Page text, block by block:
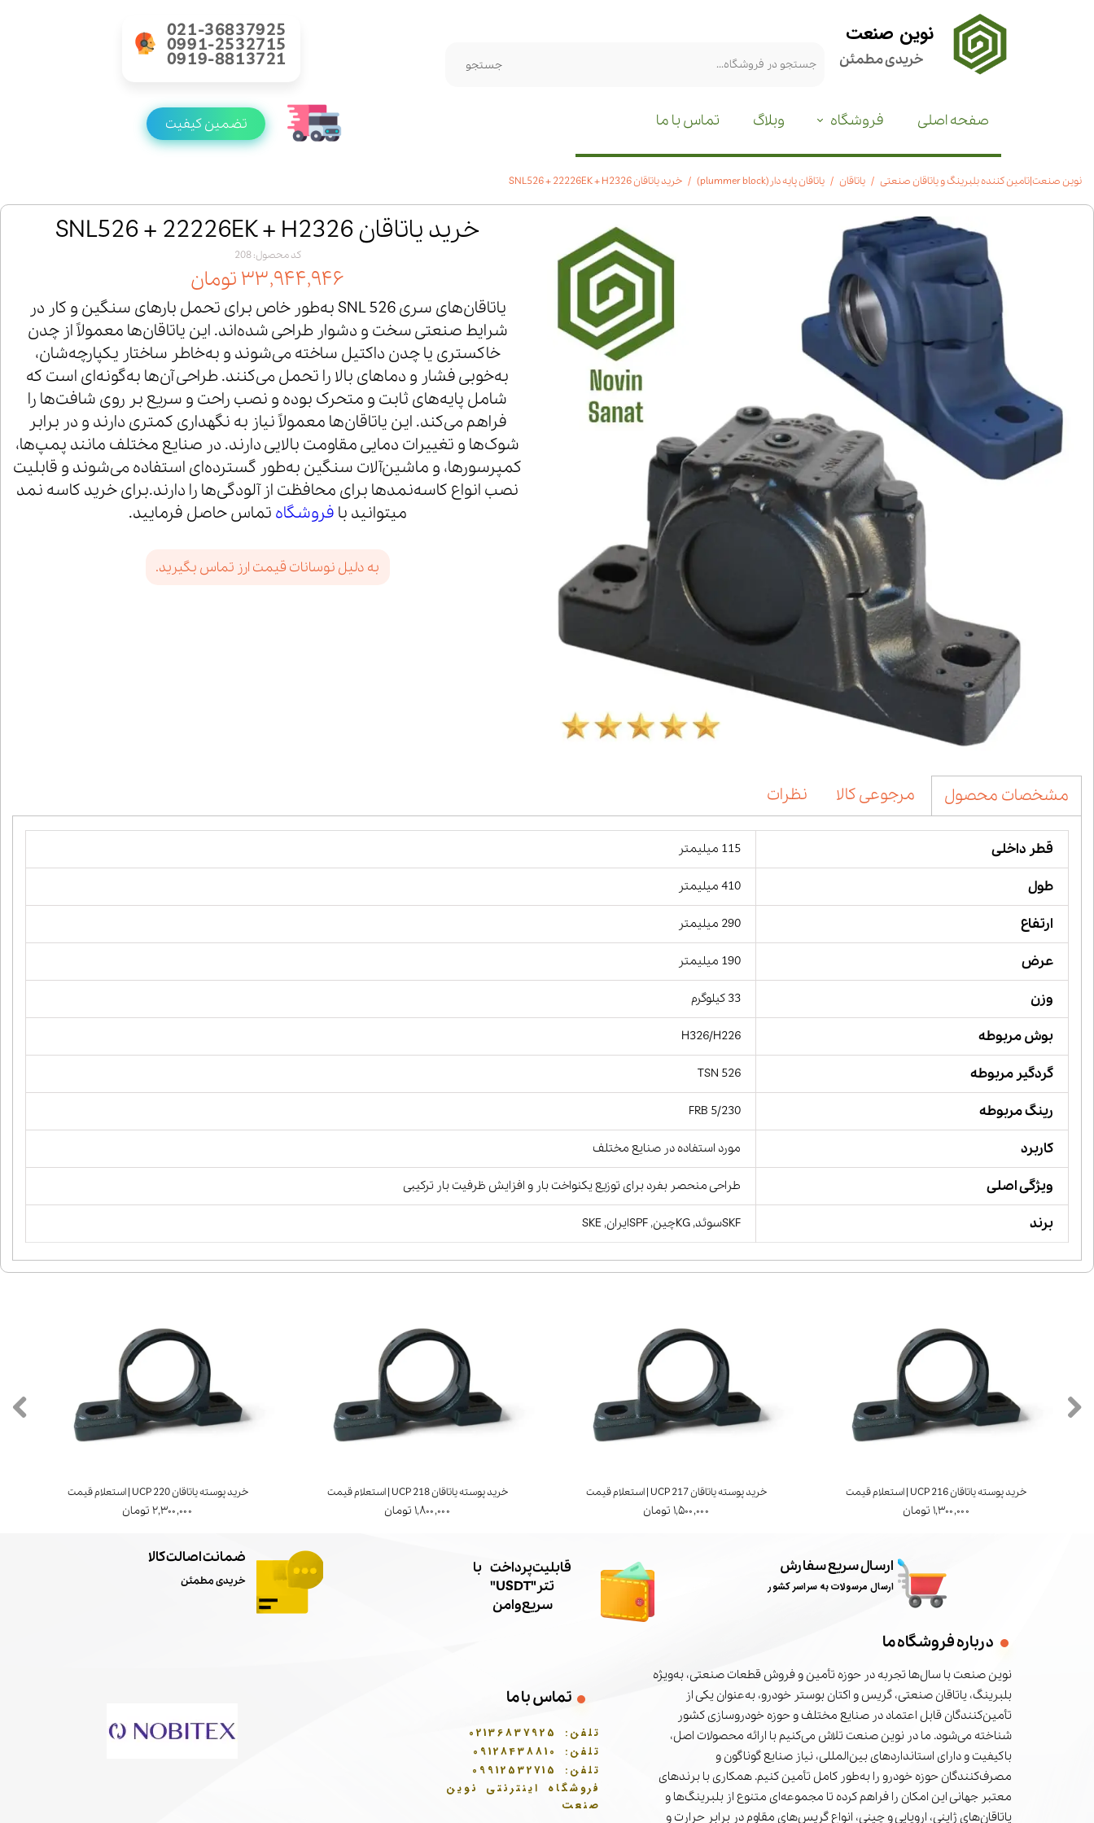
نوین صنعت
خریدی مطمئن
021-36837925
0991-2532715
0919-8813721 جستجو
تضمین کیفیت صفحه اصلی فروشگاه وبلاگ تماس با ما
نوین صنعت|تامین کننده بلبرینگ و یاتاقان صنعتی یاتاقان یاتاقان پایه دار(plummer block) خرید یاتاقان SNL526 + 22226EK + H2326
خرید یاتاقان SNL526 + 22226EK + H2326
کد محصول: 208
۳۳,۹۴۴,۹۴۶ تومان
یاتاقان‌های سری SNL 526 به‌طور خاص برای تحمل بارهای سنگین و کار در
شرایط صنعتی سخت و دشوار طراحی شده‌اند. این یاتاقان‌ها معمولاً از چدن
خاکستری یا چدن داکتیل ساخته می‌شوند و به‌خاطر ساختار یکپارچه‌شان،
به‌خوبی فشار و دماهای بالا را تحمل می‌کنند. طراحی آن‌ها به‌گونه‌ای است که
شامل پایه‌های ثابت و متحرک بوده و نصب راحت و سریع بر روی شافت‌ها را
فراهم می‌کند. این یاتاقان‌ها معمولاً نیاز به نگهداری کمتری دارند و در برابر
شوک‌ها و تغییرات دمایی مقاومت بالایی دارند. در صنایع مختلف مانند پمپ‌ها،
کمپرسورها، و ماشین‌آلات سنگین به‌طور گسترده‌ای استفاده می‌شوند و قابلیت
نصب انواع کاسه‌نمدها برای محافظت از آلودگی‌ها را دارند.برای خرید کاسه نمد
میتوانید با فروشگاه تماس حاصل فرمایید.
به دلیل نوسانات قیمت ارز تماس بگیرید.
مشخصات محصول مرجوعی کالا نظرات
قطر داخلی 115 میلیمتر
طول 410 میلیمتر
ارتفاع 290 میلیمتر
عرض 190 میلیمتر
وزن 33 کیلوگرم
بوش مربوطه H326/H226
گردگیر مربوطه TSN 526
رینگ مربوطه FRB 5/230
کاربرد مورد استفاده در صنایع مختلف
ویژگی اصلی طراحی منحصر بفرد برای توزیع یکنواخت بار و افزایش ظرفیت بار ترکیبی
برند SKFسوئد, KGچین, SPFایران, SKE
خرید پوسته یاتاقان UCP 220 | استعلام قیمت
۲,۳۰۰,۰۰۰ تومان
خرید پوسته یاتاقان UCP 218 | استعلام قیمت
۱,۸۰۰,۰۰۰ تومان
خرید پوسته یاتاقان UCP 217 | استعلام قیمت
۱,۵۰۰,۰۰۰ تومان
خرید پوسته یاتاقان UCP 216 | استعلام قیمت
۱,۳۰۰,۰۰۰ تومان
ارسال سریع سفارش
ارسال مرسولات به سراسر کشور
ضمانت اصالت کالا
خریدی مطمئن
درباره فروشگاه ما
نوین صنعت با سال‌ها تجربه در حوزه تأمین و فروش قطعات صنعتی، به‌ویژه
بلبرینگ، یاتاقان صنعتی، گریس و اکتان بوستر خودرو، به‌عنوان یکی از
تأمین‌کنندگان قابل اعتماد در صنایع مختلف و حوزه خودروسازی کشور
شناخته می‌شود. ما در نوین صنعت تلاش می‌کنیم با ارائه محصولات اصل،
باکیفیت و دارای استانداردهای بین‌المللی، نیاز صنایع گوناگون و
مصرف‌کنندگان حوزه خودرو را به‌طور کامل تأمین کنیم. همکاری با برندهای
معتبر جهانی این امکان را فراهم کرده تا مجموعه‌ای متنوع از بلبرینگ‌ها و
یاتاقان‌های ژاپنی، اروپایی و چینی، انواع گریس‌های مقاوم در برابر حرارت و
تماس با ما
تلفن:
02136837925
تلفن:
09128438810
تلفن:
09912532715
فروشگاه اینترنتی نوین
صنعت
​قابلیت پرداخت با
تتر"USDT"
سریع و امن